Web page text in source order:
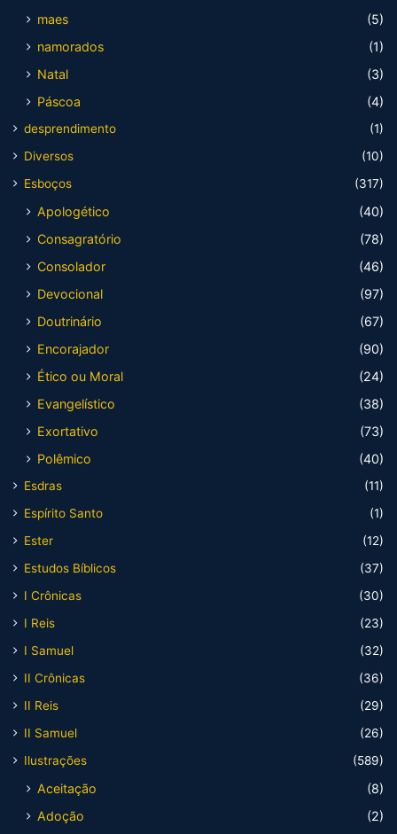
maes
(5)
namorados
(1)
Natal
(3)
Páscoa
(4)
desprendimento
(1)
Diversos
(10)
Esboços
(317)
Apologético
(40)
Consagratório
(78)
Consolador
(46)
Devocional
(97)
Doutrinário
(67)
Encorajador
(90)
Ético ou Moral
(24)
Evangelístico
(38)
Exortativo
(73)
Polêmico
(40)
Esdras
(11)
Espírito Santo
(1)
Ester
(12)
Estudos Bíblicos
(37)
I Crônicas
(30)
I Reis
(23)
I Samuel
(32)
II Crônicas
(36)
II Reis
(29)
II Samuel
(26)
Ilustrações
(589)
Aceitação
(8)
Adoção
(2)